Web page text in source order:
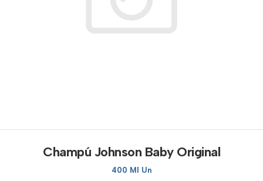
Champú Johnson Baby Original
400 Ml Un